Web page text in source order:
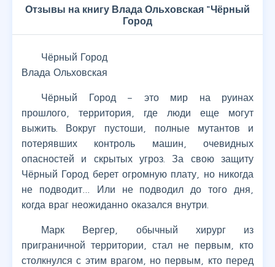
Отзывы на книгу Влада Ольховская "Чёрный
Город
Чёрный Город
Влада Ольховская
Чёрный Город – это мир на руинах
прошлого, территория, где люди еще могут
выжить. Вокруг пустоши, полные мутантов и
потерявших контроль машин, очевидных
опасностей и скрытых угроз. За свою защиту
Чёрный Город берет огромную плату, но никогда
не подводит… Или не подводил до того дня,
когда враг неожиданно оказался внутри.
Марк Вергер, обычный хирург из
приграничной территории, стал не первым, кто
столкнулся с этим врагом, но первым, кто перед